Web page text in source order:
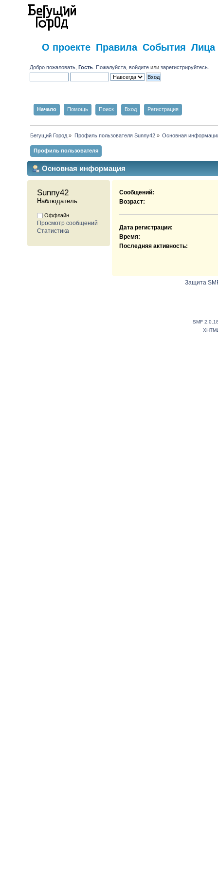
О проекте Правила События Лица
Добро пожаловать,Гость . Пожалуйста,войдите илизарегистрируйтесь
Начало Помощь Поиск Вход Регистрация
Бегущий Город » Профиль пользователя Sunny42» Основная
Профиль пользователя
Основная информация
Sunny42
Наблюдатель
Оффлайн
Просмотр сообщений
Статистика
Сообщений:
Возраст:
Дата регистрации:
Время:
Последняя активность:
Защита
SMF